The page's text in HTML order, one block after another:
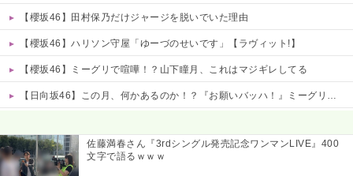
【櫻坂46】田村保乃だけジャージを脱いでいた理由
【櫻坂46】ハリソン守屋「ゆーづのせいです」【ラヴィット!】
【櫻坂46】ミーグリで喧嘩！？山下瞳月、これはマジギレしてる
【日向坂46】この月、何かあるのか！？『お願いバッハ！』ミーグリ日程がこちら
佐藤満春さん『3rdシングル発売記念ワンマンLIVE』400
文字で語るｗｗｗ